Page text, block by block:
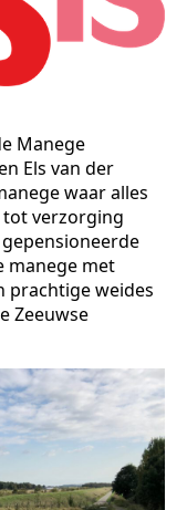
Manege
Els van der
waar alles
verzorging
manege met
prachtige weides
Zeeuwse